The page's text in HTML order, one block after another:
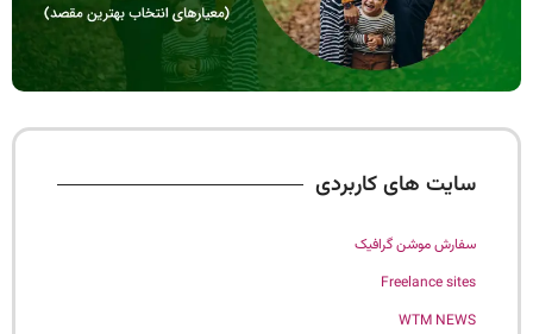
سایت های کاربردی
سفارش موشن گرافیک
Freelance sites
WTM NEWS